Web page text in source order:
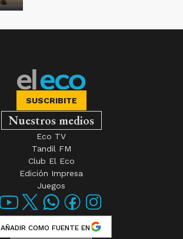
SUSCRIBITE
Nuestros medios
Eco TV
Tandil FM
Club El Eco
Edición Impresa
Juegos
AÑADIR COMO FUENTE EN